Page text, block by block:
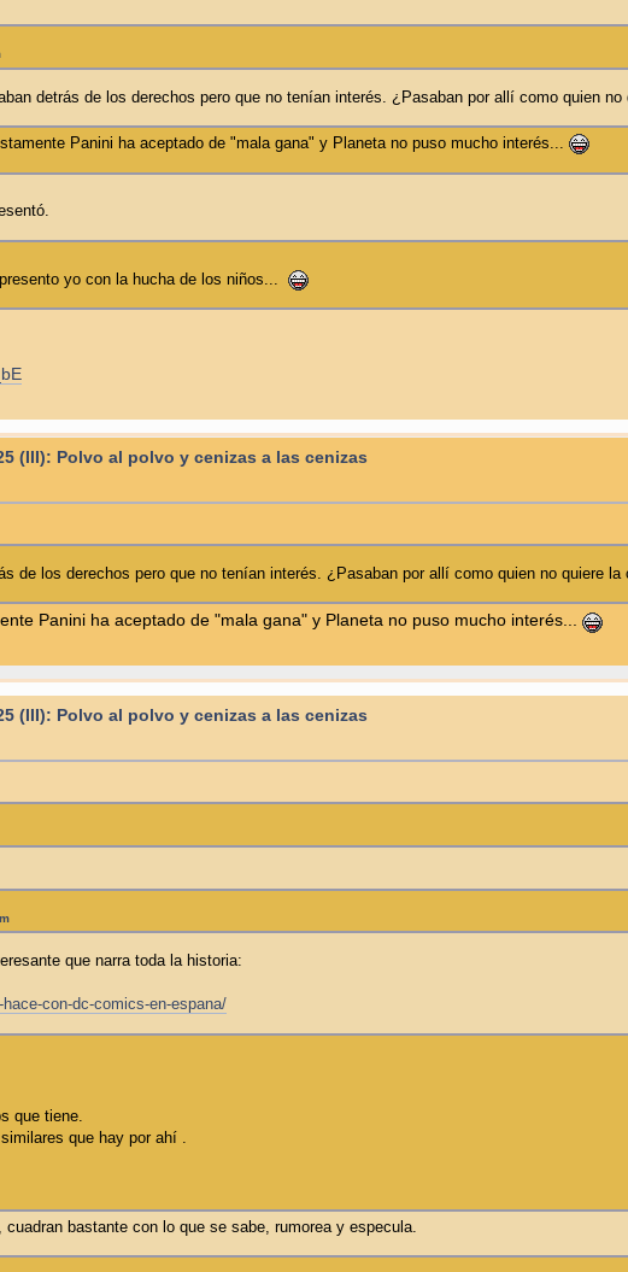
detrás de los derechos pero que no tenían interés. ¿Pasaban por allí como quien no
Panini ha aceptado de "mala gana" y Planeta no puso mucho interés...
yo con la hucha de los niños...
(III): Polvo al polvo y cenizas a las cenizas
de los derechos pero que no tenían interés. ¿Pasaban por allí como quien no quiere la
Panini ha aceptado de "mala gana" y Planeta no puso mucho interés...
(III): Polvo al polvo y cenizas a las cenizas
que narra toda la historia:
con-dc-comics-en-espana/
que tiene.
que hay por ahí .
bastante con lo que se sabe, rumorea y especula.